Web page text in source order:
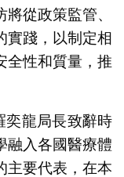
從政策監管、
實踐，以制定相
全性和質量，推
奕龍局長致辭時
融入各國醫療體
主要代表，在本